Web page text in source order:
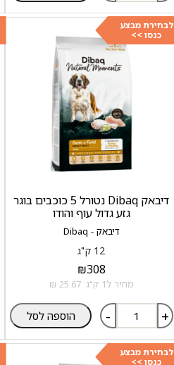
לבחירת מבצע
כנסו >>
דיבאק - Dibaq
דיבאק Dibaq נטורל 5 כוכבים בוגר
גזע גדול עוף והודו
12 ק"ג
₪308
מחיר ל1 ק"ג: 25.67 ₪
- + הוספה לסל
לבחירת מבצע
כנסו >>